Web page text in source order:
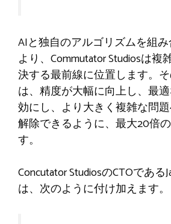
AIと独自のアルゴリズムを組
より、Commutator Studiosは
決する最前線に位置します。
は、精度が大幅に向上し、最
効にし、より大きく複雑な問
解除できるように、最大20倍
す。
Concutator StudiosのCTOである
は、次のように付け加えます。